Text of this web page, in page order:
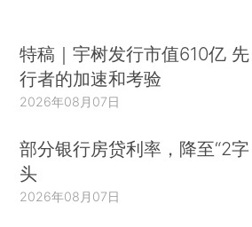
特稿｜宇树发行市值610亿 先
行者的加速和考验
2026年08月07日
部分银行房贷利率，降至“2字
头
2026年08月07日